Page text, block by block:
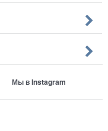
Мы в Instagram